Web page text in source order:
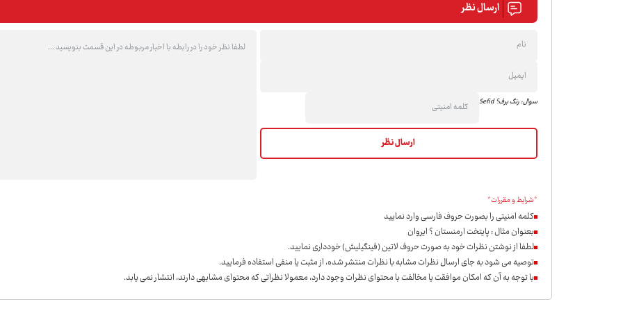
ارسال نظر
سوال: رنگ برف؟ Sefid
*شرایط و مقررات*
کلمه امنیتی را بصورت حروف فارسی وارد نمایید
بعنوان مثال : پایتخت ارمنستان ؟ ایروان
لطفا از نوشتن نظرات خود به صورت حروف لاتین (فینگیلیش) خودداری نمايید.
توصیه می شود به جای ارسال نظرات مشابه با نظرات منتشر شده، از مثبت یا منفی استفاده فرمایید.
با توجه به آن که امکان موافقت یا مخالفت با محتوای نظرات وجود دارد، معمولا نظراتی که محتوای مشابهی دارند، انتشار نمی یابد.